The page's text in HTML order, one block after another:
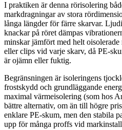
I praktiken är denna rörisolering
markdragningar av stora
långa längder för färre skarvar.
knackar på röret dämpas
minskar jämfört med helt
eller clips vid varje skarv, då PE-
är ojämn eller fuktig.
Begränsningen är isoleringens
frostskydd och grundläggande
maximal värmeisolering (som hos
bättre alternativ, om än till högre
enklare PE-skum, men den stabila
upp för många proffs vid